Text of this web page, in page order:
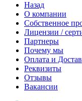
Назад
О компании
Собственное
Лицензии /
Партнеры
Почему мы
Оплата и
Реквизиты
Отзывы
Вакансии